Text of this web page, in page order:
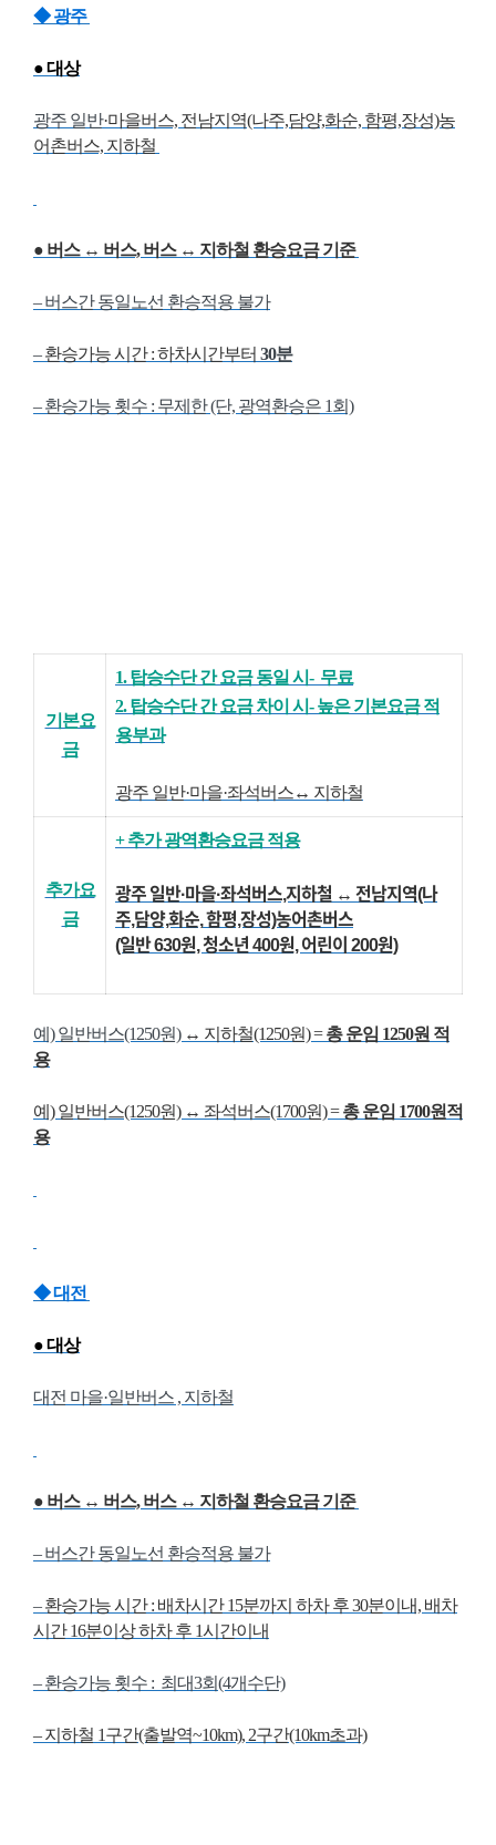
◆ 광주
● 대상
광주 일반·마을버스, 전남지역(나주,담양,화순, 함평,장성)농
어촌버스, 지하철
● 버스 ↔ 버스,버스 ↔ 지하철 환승요금 기준
– 버스간 동일노선 환승적용 불가
–환승가능 시간 : 하차시간부터 30분
– 환승가능 횟수 : 무제한 (단, 광역환승은 1회)
기본요
금
1. 탑승수단 간 요금 동일 시- 무료
2. 탑승수단 간 요금 차이 시- 높은 기본요금 적
용부과
광주 일반·마을·좌석버스↔ 지하철
추가요
금
+ 추가 광역환승요금 적용
광주 일반·마을·좌석버스,지하철 ↔ 전남지역(나
주,담양,화순,함평,장성)농어촌버스
(일반 630원, 청소년 400원, 어린이 200원)
예) 일반버스(1250원) ↔ 지하철(1250원) =총 운임 1250원 적
용
예) 일반버스(1250원) ↔ 좌석버스(1700원) =총 운임 1700원적
용
◆ 대전
● 대상
대전 마을·일반버스 , 지하철
● 버스 ↔ 버스,버스 ↔ 지하철 환승요금 기준
– 버스간 동일노선 환승적용 불가
–환승가능 시간 : 배차시간 15분까지 하차 후 30분이내, 배차
시간 16분이상 하차 후 1시간이내
– 환승가능 횟수 : 최대3회(4개수단)
– 지하철 1구간(출발역~10km), 2구간(10km초과)